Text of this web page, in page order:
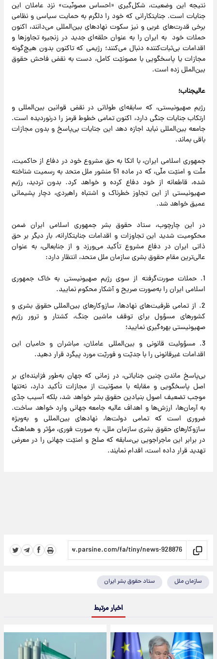
نتیجه این وضعیت، شکل‌گیری «احساس مصونّیت» نزد عاملان این
جنایات است. جنایتکارانی که خود را دلگرم به حمایت سیاسی و نظامی
برخی قدرت‌های غربی و نیز سکوت نهادهای بین‌المللی می‌دانند، اکنون
حملات خود به ایران را به عنوان حلقه‌ای جدید در زنجیره تجاوزها و
اقدامات بی‌ثبات‌کننده دنبال می‌کنند؛ رژیمی که تاکنون بدون هیچ‌گونه
مجازات یا پاسخگویی با مصونیّت کامل، دست به نقض فاحش حقوق
بین‌الملل زده است.
عالیجناب؛
رژیم صهیونیستی، که سابقه‌ای طولانی در نقض قوانین بین‌المللی و
ارتکاب جنایات جنگی دارد، اکنون تمامی خطوط قرمز را درنوردیده است.
جامعه بین‌المللی نباید اجازه دهد این جنایات بی‌پاسخ و بدون مجازات
باقی بماند.
جمهوری اسلامی ایران، با اتکا به حق مشروع خود در دفاع از حاکمیت،
ملّت و امنیّت ملّی، که در ماده 51 منشور ملل متحد به رسمیت شناخته
شده، قاطعانه از خود دفاع کرده و خواهد کرد. بدون تردید، رژیم
صهیونیستی از این تجاوز خطرناک و اشتباه راهبردی، دچار پشیمانی
عمیق خواهد شد.
در این چارچوب، ستاد حقوق بشر جمهوری اسلامی ایران ضمن
محکومیت شدید این تجاوزات و اقدامات جنایتکارانه، بار دیگر بر حق
ذاتی ایران در دفاع مشروع تأکید می‌ورزد و از جنابعالی، به عنوان
عالی‌ترین مقام حقوق بشری سازمان ملل متحد، انتظار دارد:
1. حملات صورت‌گرفته از سوی رژیم صهیونیستی به خاک جمهوری
اسلامی ایران را به‌صورت صریح و آشکار محکوم نمایید.
2. از تمامی ظرفیت‌های نهادها، سازوکارهای بین‌المللی حقوق بشری و
کشورهای مسؤول برای توقف ماشین جنگ، کشتار و ترور رژیم
صهیونیستی بهره‌گیری نمایید؛
3. مسؤولیت قانونی و بین‌المللی عاملان، مباشران و حامیان این
اقدامات غیرقانونی را با جدیّت و فوریّت مورد پیگرد قرار دهید.
بی‌پاسخ ماندن چنین جنایاتی، در زمانی که جهان به‌طور فزاینده‌ای بر
اصل پاسخگویی و مقابله با مصوّنیت از مجازات تأکید دارد، نه‌تنها
موجب تضعیف اصول بنیادین حقوق بشر خواهد شد، بلکه آسیب جدّی
به آرمان‌ها، ارزش‌ها و اهداف عالیه جامعه جهانی وارد خواهد ساخت.
ضروری است که تمامی دولت‌ها، نهادهای بین‌المللی و به‌ویژه
سازوکارهای حقوق بشری سازمان ملل، به صورت فوری، مؤثر و هماهنگ
در برابر این ماجراجویی بی‌سابقه که صلح و امنیّت جهانی را در معرض
تهدید قرار داده است، اقدام نمایند.
سازمان ملل ستاد حقوق بشر ایران
اخبار مرتبط